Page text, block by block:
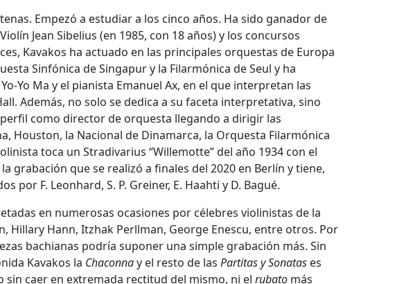
Empezó a estudiar a los cinco años. Ha sido ganador de
Jean Sibelius (en 1985, con 18 años) y los concursos
Kavakos ha actuado en las principales orquestas de Europa
Sinfónica de Singapur y la Filarmónica de Seul y ha
Yo Ma y el pianista Emanuel Ax, en el que interpretan las
Además, no solo se dedica a su faceta interpretativa, sino
como director de orquesta llegando a dirigir las
Houston, la Nacional de Dinamarca, la Orquesta Filarmónica
toca un Stradivarius “Willemotte” del año 1934 con el
grabación que se realizó a finales del 2020 en Berlín y tiene,
por F. Leonhard, S. P. Greiner, E. Haahti y D. Bagué.
en numerosas ocasiones por célebres violinistas de la
Hillary Hann, Itzhak Perllman, George Enescu, entre otros. Por
bachianas podría suponer una simple grabación más. Sin
Kavakos la Chaconnay el resto de las Partitas y Sonatas es
caer en extremada rectitud del mismo, ni el rubato más